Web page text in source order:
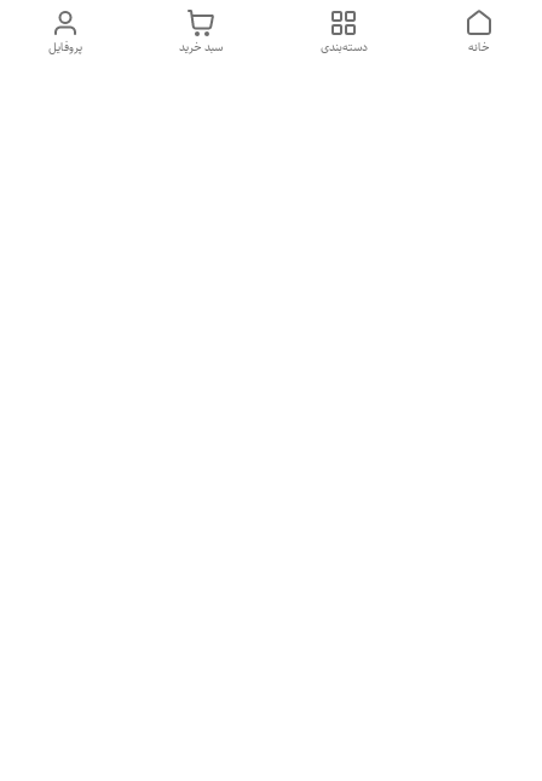
پروفایل سبد خرید دسته‌بندی خانه